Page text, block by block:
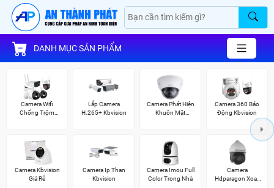
DANH MỤC SẢN PHẨM
Camera Wifi
Chống Trộm
Lắp Camera
H.265+ Kbvision
Camera Phát Hiện
Khuôn Mặt
Camera 360 Báo
Động Kbvision
Camera Kbvision
Giá Rẻ
Camera Ip Than
Kbvision
Camera Imou Full
Color Trong Nhà
Camera
Hdparagon Xoay